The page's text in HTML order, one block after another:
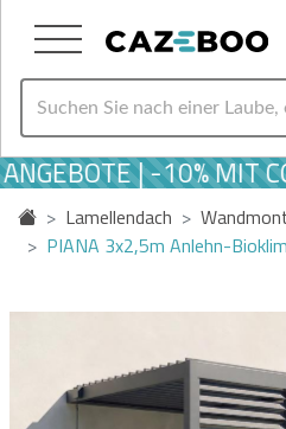
| -10% MIT
Lamellendach
PIANA 3x2,5m Anlehn-